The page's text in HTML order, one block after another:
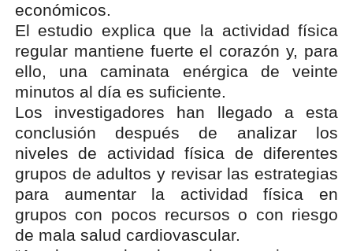
económicos.
El estudio explica que la actividad física
regular mantiene fuerte el corazón y, para
ello, una caminata enérgica de veinte
minutos al día es suficiente.
Los investigadores han llegado a esta
conclusión después de analizar los
niveles de actividad física de diferentes
grupos de adultos y revisar las estrategias
para aumentar la actividad física en
grupos con pocos recursos o con riesgo
de mala salud cardiovascular.